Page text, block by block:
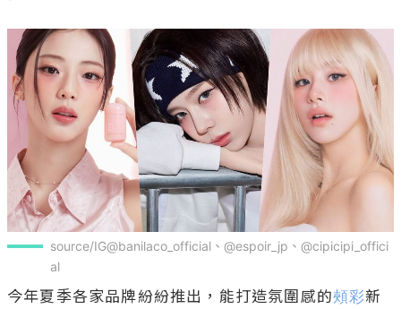
source/IG@banilaco_official、@espoir_jp、@cipicipi_offici
al
今年夏季各家品牌紛紛推出，能打造氛圍感的頰彩新